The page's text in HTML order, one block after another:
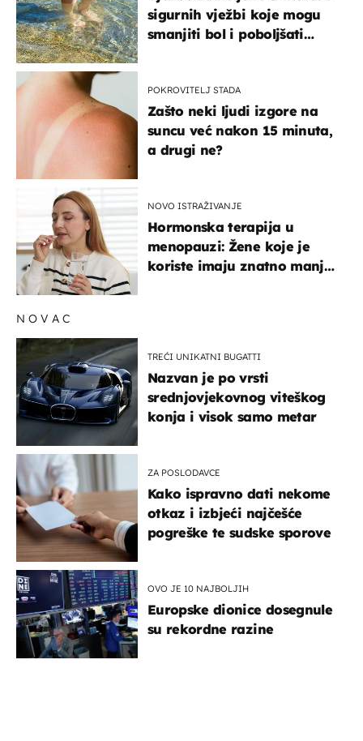
sigurnih vježbi koje mogu
smanjiti bol i poboljšati
POKROVITELJ STADA
Zašto neki ljudi izgore na
suncu već nakon 15 minuta,
a drugi ne?
NOVO ISTRAŽIVANJE
Hormonska terapija u
menopauzi: Žene koje je
koriste imaju znatno manji
NOVAC
TREĆI UNIKATNI BUGATTI
Nazvan je po vrsti
srednjovjekovnog viteškog
konja i visok samo metar
ZA POSLODAVCE
Kako ispravno dati nekome
otkaz i izbjeći najčešće
pogreške te sudske sporove
OVO JE 10 NAJBOLJIH
Europske dionice dosegnule
su rekordne razine